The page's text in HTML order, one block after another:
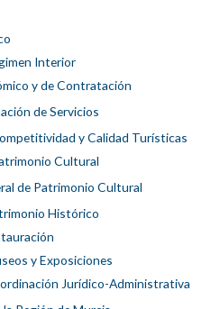
Interior
y de Contratación
de Servicios
y Calidad Turísticas
Cultural
de Patrimonio Cultural
Histórico
y Exposiciones
Jurídico-Administrativa